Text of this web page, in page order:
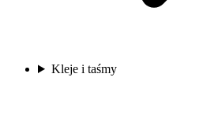
Kleje i taśmy